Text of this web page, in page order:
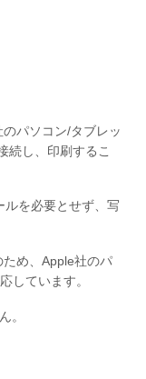
パソコン/タブレッ
続し、印刷するこ
を必要とせず、写
め、Apple社のパ
しています。
。